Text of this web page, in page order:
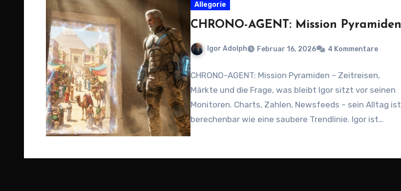
Allegorie
CHRONO-AGENT: Mission Pyramiden
Igor Adolph Februar 16, 2026 4 Kommentare
CHRONO-AGENT: Mission Pyramiden – Zeitreisen,
Märkte und die Frage, was bleibt Igor sitzt vor seinen
Monitoren. Charts, Zahlen, Newsfeeds – sein Alltag ist
berechenbar wie eine saubere Trendlinie. Igor ist…